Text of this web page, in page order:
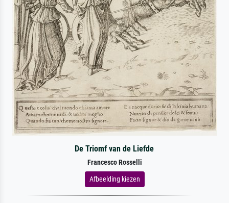
De Triomf van de Liefde
Francesco Rosselli
Afbeelding kiezen